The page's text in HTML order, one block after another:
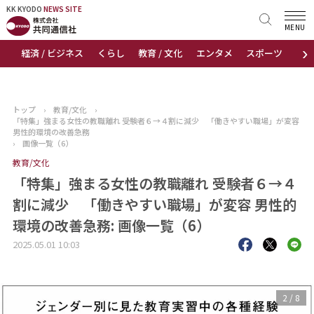
KK KYODO NEWS SITE
›
経済 / ビジネス くらし 教育 / 文化 エンタメ スポーツ 地域
MENU
KK KYODONEWS SITE
トップページ
ニュース
おすすめコンテンツ
出版物
会社概要
トップ › 教育/文化
›
「特集」強まる女性の教職離れ 受験者６→４割に減少 「働きやすい職場」が変容
男性的環境の改善急務
›
画像一覧（6）
教育/文化
「特集」強まる女性の教職離れ 受験者６→４
割に減少 「働きやすい職場」が変容 男性的
環境の改善急務: 画像一覧（6）
2025.05.01 10:03
3 / 8